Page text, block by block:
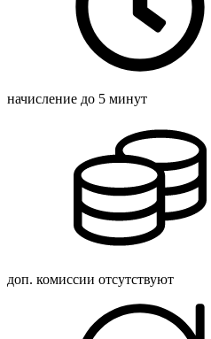
начисление до 5 минут
доп. комиссии отсутствуют